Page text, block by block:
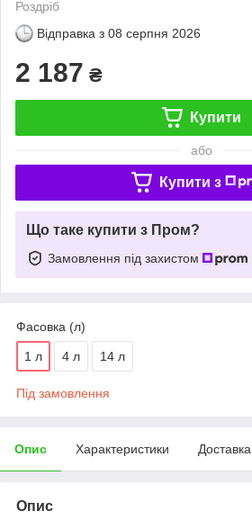
Роздріб
Відправка з 08 серпня 2026
2 187 ₴
Купити
або
Купити з
Що таке купити з Пром?
Замовлення під захистом
Фасовка (л)
1 л 4 л 14 л
Під замовлення
Опис Характеристики Доставка
Опис